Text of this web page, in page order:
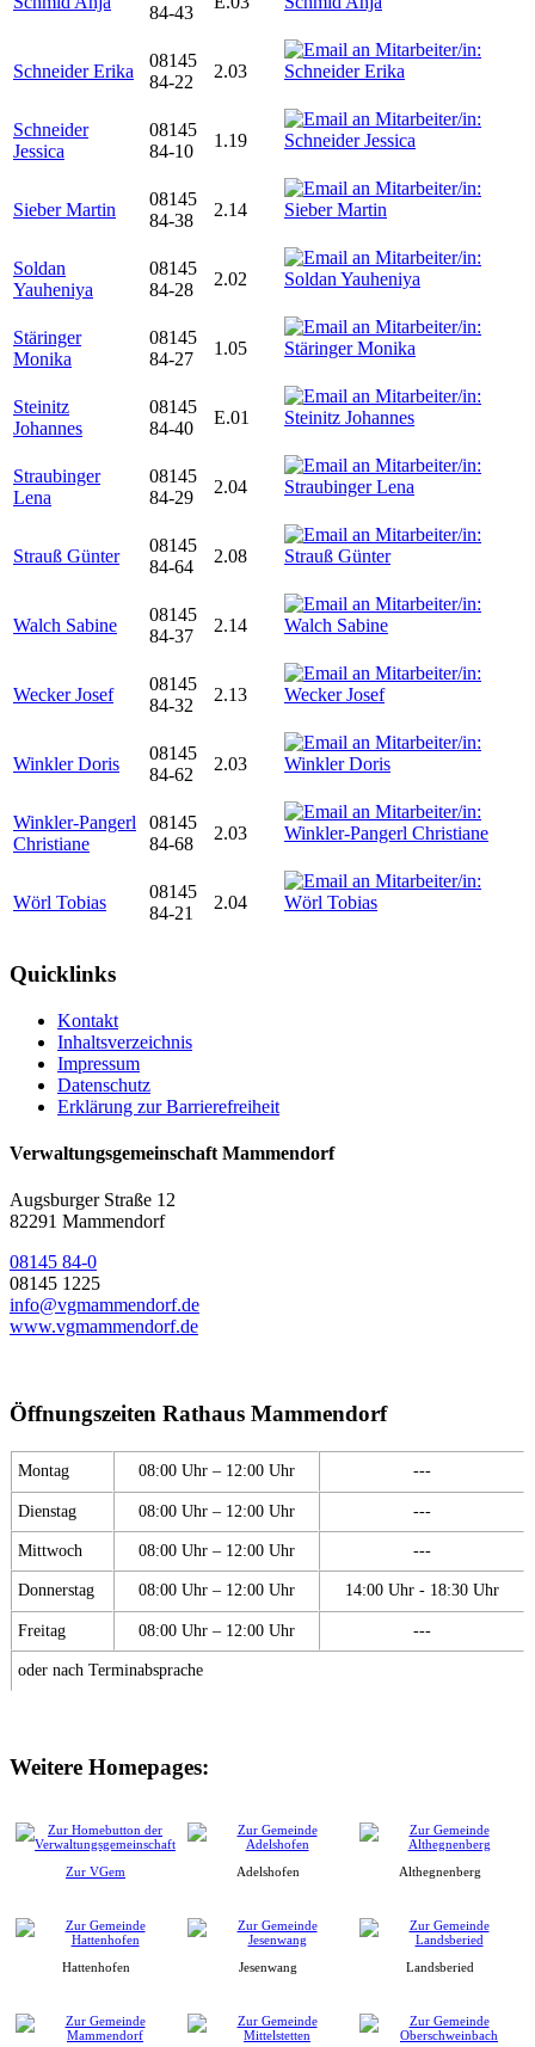
84-43
Schneider Erika
08145
84-22
2.03
Schneider
Jessica
08145
84-10
1.19
Sieber Martin
08145
84-38
2.14
Soldan
Yauheniya
08145
84-28
2.02
Stäringer
Monika
08145
84-27
1.05
Steinitz
Johannes
08145
84-40
E.01
Straubinger
Lena
08145
84-29
2.04
Strauß Günter
08145
84-64
2.08
Walch Sabine
08145
84-37
2.14
Wecker Josef
08145
84-32
2.13
Winkler Doris
08145
84-62
2.03
Winkler-Pangerl
Christiane
08145
84-68
2.03
Wörl Tobias
08145
84-21
2.04
Quicklinks
Kontakt
Inhaltsverzeichnis
Impressum
Datenschutz
Erklärung zur Barrierefreiheit
Verwaltungsgemeinschaft Mammendorf
Augsburger Straße 12
82291 Mammendorf
08145 84-0
08145 1225
info@vgmammendorf.de
www.vgmammendorf.de
Öffnungszeiten Rathaus Mammendorf
Montag 08:00 Uhr – 12:00 Uhr ---
Dienstag 08:00 Uhr – 12:00 Uhr ---
Mittwoch 08:00 Uhr – 12:00 Uhr ---
Donnerstag 08:00 Uhr – 12:00 Uhr 14:00 Uhr - 18:30 Uhr
Freitag 08:00 Uhr – 12:00 Uhr ---
oder nach Terminabsprache
Weitere Homepages:
Zur VGem Adelshofen Althegnenberg
Hattenhofen Jesenwang Landsberied